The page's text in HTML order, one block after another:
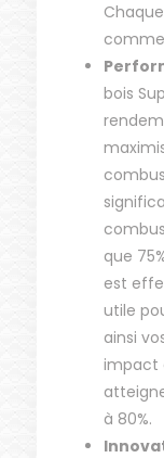
bois
que
est
utile
ainsi
impact
à 80%.